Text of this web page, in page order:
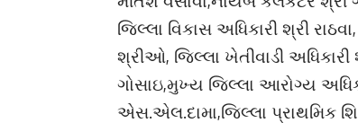
જિલ્લા વિકાસ અધિકારી શ્રી
શ્રીઓ, જિલ્લા ખેતીવાડી
ગોસાઇ,મુખ્ય જિલ્લા આરોગ્ય
એસ.એલ.દામા,જિલ્લા પ્રાથમિક